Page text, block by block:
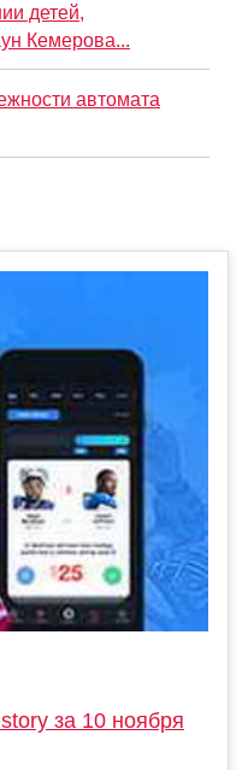
детей,
Кемерова...
автомата
за 10 ноября